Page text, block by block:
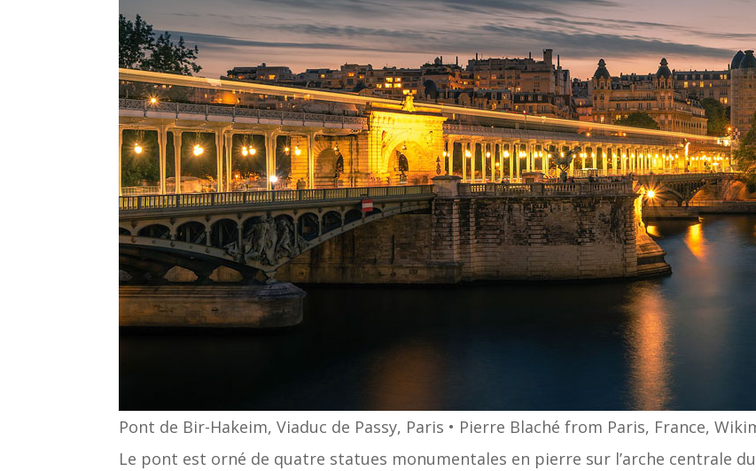
Pont de Bir-Hakeim, Viaduc de Passy, Paris • Pierre Blaché from Paris, France,
Le pont est orné de quatre statues monumentales en pierre sur l’arche centrale